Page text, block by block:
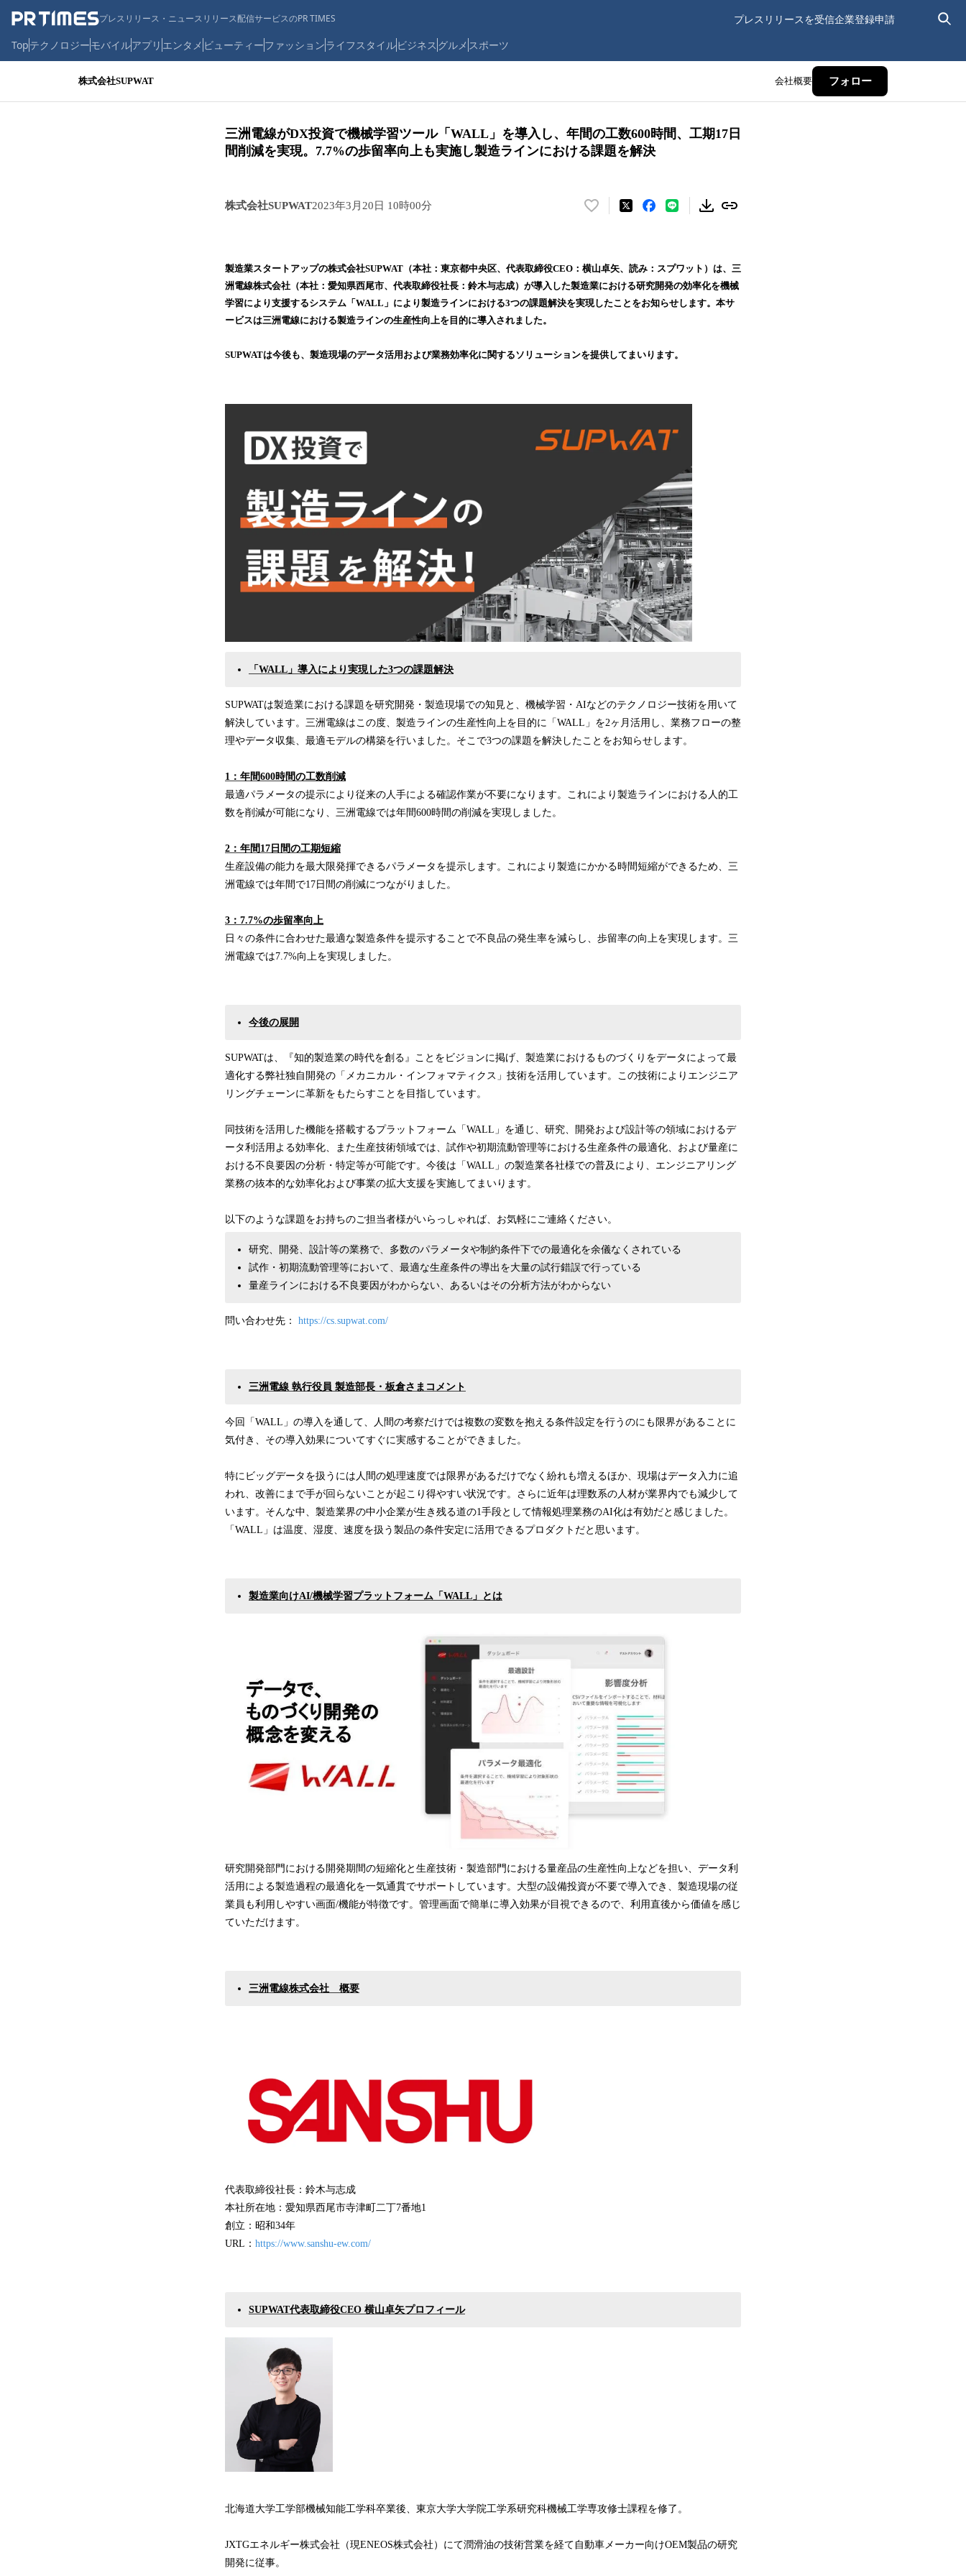
プレスリリース・ニュースリリース配信サービスのPR TIMES プレスリリースを受信企業登録申請
Topテクノロジーモバイルアプリ エンタメ ビューティーファッションライフスタイルビジネス グルメ スポーツ
株式会社SUPWAT 会社概要 フォロー
三洲電線がDX投資で機械学習ツール「WALL」を導入し、年間の工数600時間、工期17日
間削減を実現。7.7%の歩留率向上も実施し製造ラインにおける課題を解決
株式会社SUPWAT2023年3月20日 10時00分
い
数
を
読
み
中
製造業スタートアップの株式会社SUPWAT（本社：東京都中央区、代表取締役CEO：横山卓矢、読み：スプワット）は、三
洲電線株式会社（本社：愛知県西尾市、代表取締役社長：鈴木与志成）が導入した製造業における研究開発の効率化を機械
学習により支援するシステム「WALL」により製造ラインにおける3つの課題解決を実現したことをお知らせします。本サ
ービスは三洲電線における製造ラインの生産性向上を目的に導入されました。
SUPWATは今後も、製造現場のデータ活用および業務効率化に関するソリューションを提供してまいります。
「WALL」導入により実現した3つの課題解決
SUPWATは製造業における課題を研究開発・製造現場での知見と、機械学習・AIなどのテクノロジー技術を用いて
解決しています。三洲電線はこの度、製造ラインの生産性向上を目的に「WALL」を2ヶ月活用し、業務フローの整
理やデータ収集、最適モデルの構築を行いました。そこで3つの課題を解決したことをお知らせします。
1：年間600時間の工数削減
最適パラメータの提示により従来の人手による確認作業が不要になります。これにより製造ラインにおける人的工
数を削減が可能になり、三洲電線では年間600時間の削減を実現しました。
2：年間17日間の工期短縮
生産設備の能力を最大限発揮できるパラメータを提示します。これにより製造にかかる時間短縮ができるため、三
洲電線では年間で17日間の削減につながりました。
3：7.7%の歩留率向上
日々の条件に合わせた最適な製造条件を提示することで不良品の発生率を減らし、歩留率の向上を実現します。三
洲電線では7.7%向上を実現しました。
今後の展開
SUPWATは、『知的製造業の時代を創る』ことをビジョンに掲げ、製造業におけるものづくりをデータによって最
適化する弊社独自開発の「メカニカル・インフォマティクス」技術を活用しています。この技術によりエンジニア
リングチェーンに革新をもたらすことを目指しています。
同技術を活用した機能を搭載するプラットフォーム「WALL」を通じ、研究、開発および設計等の領域におけるデ
ータ利活用よる効率化、また生産技術領域では、試作や初期流動管理等における生産条件の最適化、および量産に
おける不良要因の分析・特定等が可能です。今後は「WALL」の製造業各社様での普及により、エンジニアリング
業務の抜本的な効率化および事業の拡大支援を実施してまいります。
以下のような課題をお持ちのご担当者様がいらっしゃれば、お気軽にご連絡ください。
研究、開発、設計等の業務で、多数のパラメータや制約条件下での最適化を余儀なくされている
試作・初期流動管理等において、最適な生産条件の導出を大量の試行錯誤で行っている
量産ラインにおける不良要因がわからない、あるいはその分析方法がわからない
問い合わせ先： https://cs.supwat.com/
三洲電線 執行役員 製造部長・板倉さまコメント
今回「WALL」の導入を通して、人間の考察だけでは複数の変数を抱える条件設定を行うのにも限界があることに
気付き、その導入効果についてすぐに実感することができました。
特にビッグデータを扱うには人間の処理速度では限界があるだけでなく紛れも増えるほか、現場はデータ入力に追
われ、改善にまで手が回らないことが起こり得やすい状況です。さらに近年は理数系の人材が業界内でも減少して
います。そんな中、製造業界の中小企業が生き残る道の1手段として情報処理業務のAI化は有効だと感じました。
「WALL」は温度、湿度、速度を扱う製品の条件安定に活用できるプロダクトだと思います。
製造業向けAI/機械学習プラットフォーム「WALL」とは
研究開発部門における開発期間の短縮化と生産技術・製造部門における量産品の生産性向上などを担い、データ利
活用による製造過程の最適化を一気通貫でサポートしています。大型の設備投資が不要で導入でき、製造現場の従
業員も利用しやすい画面/機能が特徴です。管理画面で簡単に導入効果が目視できるので、利用直後から価値を感じ
ていただけます。
三洲電線株式会社 概要
代表取締役社長：鈴木与志成
本社所在地：愛知県西尾市寺津町二丁7番地1
創立：昭和34年
URL： https://www.sanshu-ew.com/
SUPWAT代表取締役CEO 横山卓矢プロフィール
北海道大学工学部機械知能工学科卒業後、東京大学大学院工学系研究科機械工学専攻修士課程を修了。
JXTGエネルギー株式会社（現ENEOS株式会社）にて潤滑油の技術営業を経て自動車メーカー向けOEM製品の研究
開発に従事。